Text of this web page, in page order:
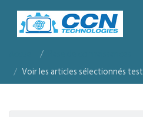
Voir les articles sélectionnés test